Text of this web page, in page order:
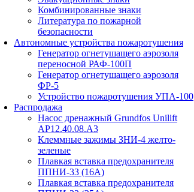
Комбинированные знаки
Литература по пожарной
безопасности
Автономные устройства пожаротушения
Генератор огнетушащего аэрозоля
переносной РАФ-100П
Генератор огнетушащего аэрозоля
ФР-5
Устройство пожаротушения УПА-100
Распродажа
Насос дренажный Grundfos Unilift
АP12.40.08.A3
Клеммные зажимы ЗНИ-4 желто-
зеленые
Плавкая вставка предохранителя
ППНИ-33 (16А)
Плавкая вставка предохранителя